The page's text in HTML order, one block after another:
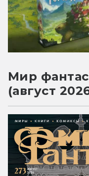
Мир
(август